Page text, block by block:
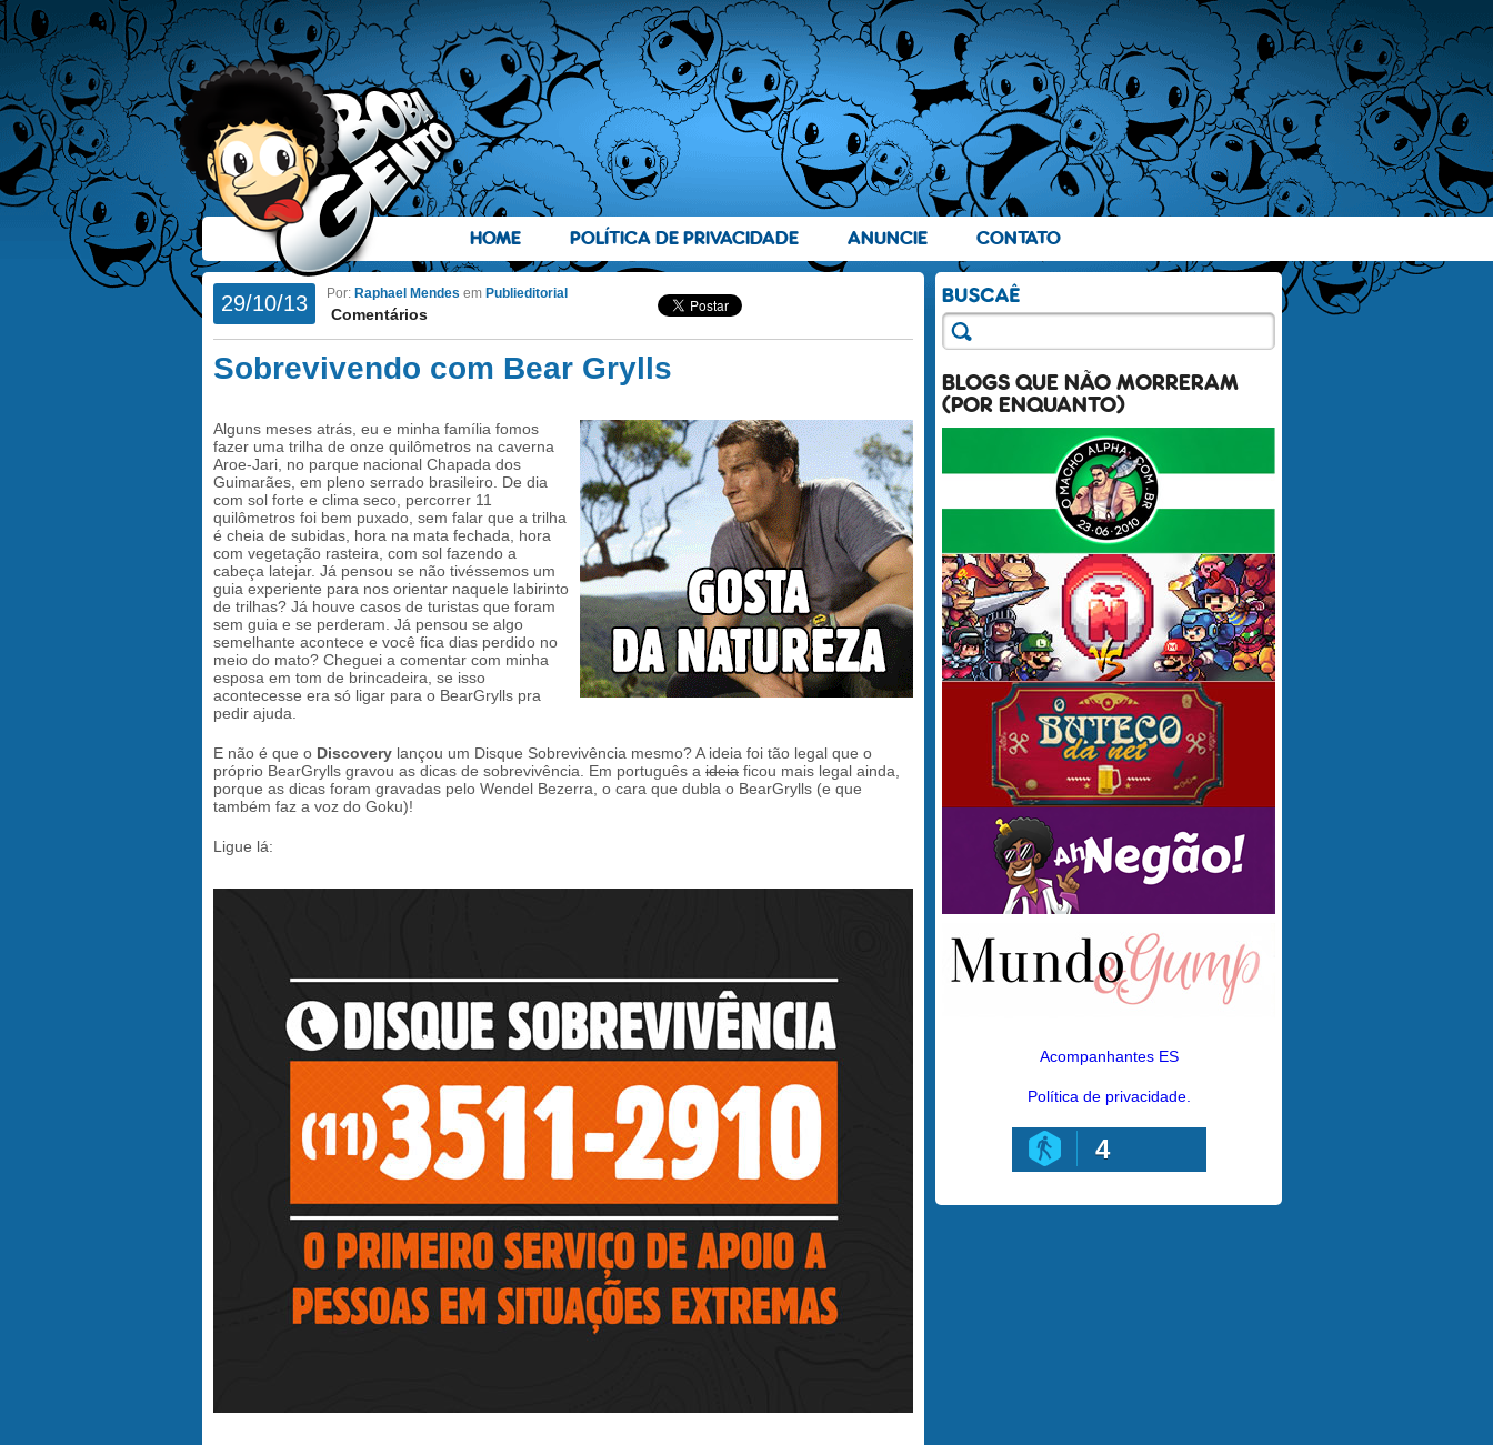
HOME POLÍTICA DE PRIVACIDADE ANUNCIE CONTATO
29/10/13 Por: Raphael Mendes em Publieditorial
Comentários
Sobrevivendo com Bear Grylls
Alguns meses atrás, eu e minha família fomos
fazer uma trilha de onze quilômetros na caverna
Aroe-Jari, no parque nacional Chapada dos
Guimarães, em pleno serrado brasileiro. De dia
com sol forte e clima seco, percorrer 11
quilômetros foi bem puxado, sem falar que a trilha
é cheia de subidas, hora na mata fechada, hora
com vegetação rasteira, com sol fazendo a
cabeça latejar. Já pensou se não tivéssemos um
guia experiente para nos orientar naquele labirinto
de trilhas? Já houve casos de turistas que foram
sem guia e se perderam. Já pensou se algo
semelhante acontece e você fica dias perdido no
meio do mato? Cheguei a comentar com minha
esposa em tom de brincadeira, se isso
acontecesse era só ligar para o BearGrylls pra
pedir ajuda.
E não é que o Discovery lançou um Disque Sobrevivência mesmo? A ideia foi tão legal que o
próprio BearGrylls gravou as dicas de sobrevivência. Em português a ideia ficou mais legal ainda,
porque as dicas foram gravadas pelo Wendel Bezerra, o cara que dubla o BearGrylls (e que
também faz a voz do Goku)!
Ligue lá:
BLOGS QUE NÃO MORRERAM
(POR ENQUANTO)
Acompanhantes ES
Política de privacidade.
4